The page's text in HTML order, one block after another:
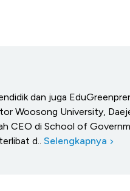
dan juga
Woosong University,
CEO di School of
d.. Selengkapnya